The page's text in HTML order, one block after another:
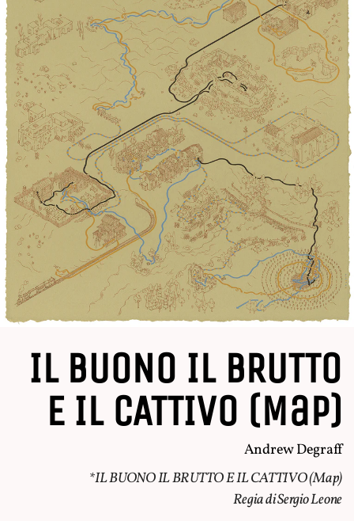
IL BUONO IL BRUTTO
E IL CATTIVO (Map)
Andrew Degraff
*IL BUONO IL BRUTTO E IL CATTIVO (Map)
Regia di Sergio Leone